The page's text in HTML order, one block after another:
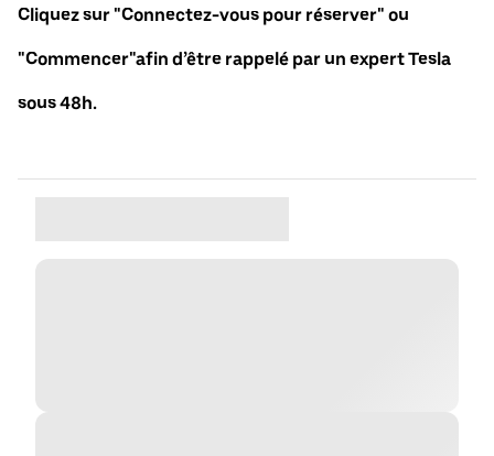
Cliquez sur "Connectez-vous pour réserver" ou
"Commencer"afin d’être rappelé par un expert Tesla
sous 48h.